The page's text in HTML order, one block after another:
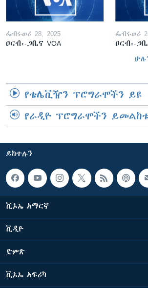
ፌብሩወሪ 28, 2025
ዐርብ፡-ጋቢና VOA
ፌብሩወሪ
ዐርብ፡-
የቴሌቪዥን ፕሮግራሞችን ይዩ
የራዲዮ ፕሮግራሞችን
ይከተሉን
ቪኦኤ አማርኛ
ቪዲዮ
ድምጽ
ቪኦኤ አፍሪካ